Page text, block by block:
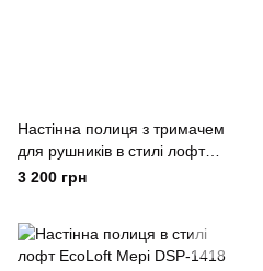
Настінна полиця з тримачем
для рушників в стилі лофт
EcoLoft Норра DSP-1380
3 200 грн